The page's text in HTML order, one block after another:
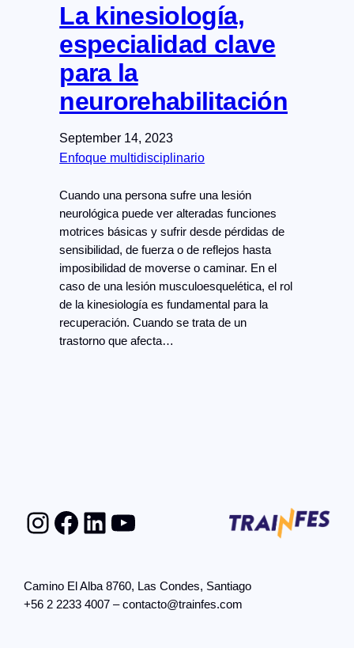
La kinesiología,
especialidad clave
para la
neurorehabilitación
September 14, 2023
Enfoque multidisciplinario
Cuando una persona sufre una lesión
neurológica puede ver alteradas funciones
motrices básicas y sufrir desde pérdidas de
sensibilidad, de fuerza o de reflejos hasta
imposibilidad de moverse o caminar. En el
caso de una lesión musculoesquelética, el rol
de la kinesiología es fundamental para la
recuperación. Cuando se trata de un
trastorno que afecta…
Instagram
Facebook
LinkedIn
YouTube
Camino El Alba 8760, Las Condes, Santiago
+56 2 2233 4007 – contacto@trainfes.com